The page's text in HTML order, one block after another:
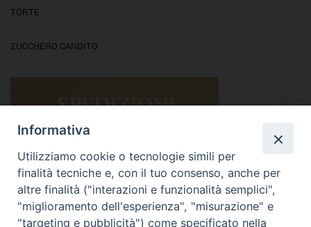
TORTE
ZUCCHERO CANDITO
Informativa
Utilizziamo cookie o tecnologie simili per
finalità tecniche e, con il tuo consenso, anche per
altre finalità ("interazioni e funzionalità semplici",
"miglioramento dell'esperienza", "misurazione" e
"targeting e pubblicità") come specificato nella